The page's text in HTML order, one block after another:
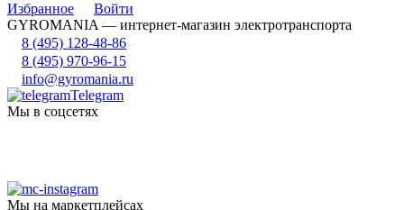
Избранное
Войти
GYROMANIA — интернет-магазин электротранспорта
8 (495) 128-48-86
8 (495) 970-96-15
info@gyromania.ru
Telegram
Мы в соцсетях
Мы на маркетплейсах